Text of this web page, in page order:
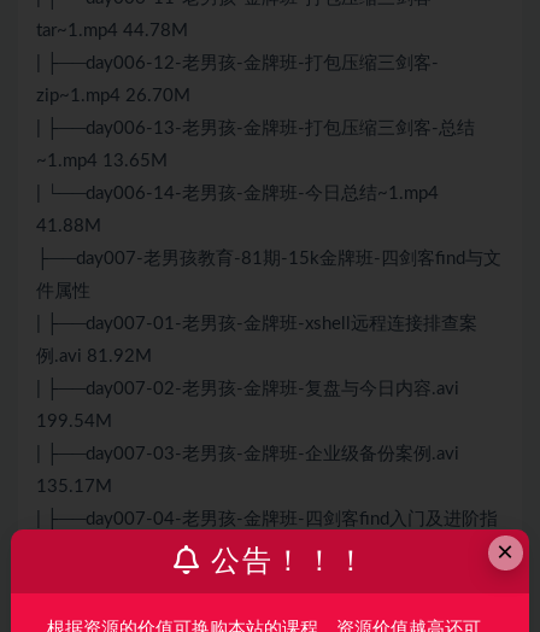
tar~1.mp4 44.78M
| ├──day006-12-老男孩-金牌班-打包压缩三剑客-
zip~1.mp4 26.70M
| ├──day006-13-老男孩-金牌班-打包压缩三剑客-总结
~1.mp4 13.65M
| └──day006-14-老男孩-金牌班-今日总结~1.mp4
41.88M
├──day007-老男孩教育-81期-15k金牌班-四剑客find与文
件属性
| ├──day007-01-老男孩-金牌班-xshell远程连接排查案
例.avi 81.92M
| ├──day007-02-老男孩-金牌班-复盘与今日内容.avi
199.54M
| ├──day007-03-老男孩-金牌班-企业级备份案例.avi
135.17M
| ├──day007-04-老男孩-金牌班-四剑客find入门及进阶指
552.30M
×
公告！！！